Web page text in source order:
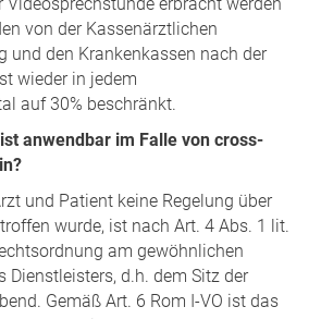
von der Kassenärztlichen
und den Krankenkassen nach der
wieder in jedem
auf 30% beschränkt.
anwendbar im Falle von cross-
und Patient keine Regelung über
wurde, ist nach Art. 4 Abs. 1 lit.
am gewöhnlichen
Dienstleisters, d.h. dem Sitz der
Gemäß Art. 6 Rom I-VO ist das